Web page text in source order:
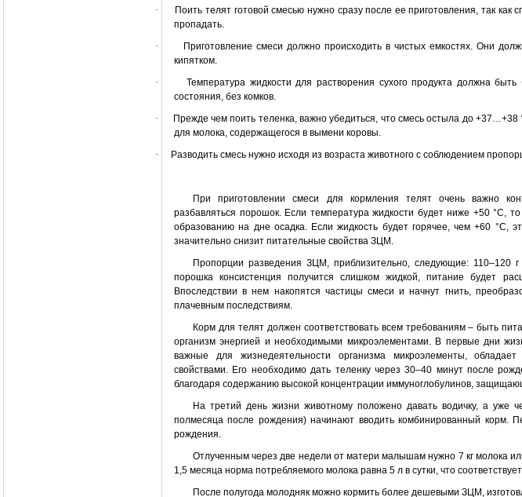
·
Поить телят готовой смесью нужно сразу после ее приготовления, так
пропадать.
·
Приготовление смеси должно происходить в чистых емкостях. Они
кипятком.
·
Температура жидкости для растворения сухого продукта должна
состояния, без комков.
·
Прежде чем поить теленка, важно убедиться, что смесь остыла до
для молока, содержащегося в вымени коровы.
·
Разводить смесь нужно исходя из возраста животного с соблюдением
При приготовлении смеси для кормления телят очень важно
разбавляться порошок. Если температура жидкости будет ниже +50 °С,
образованию на дне осадка. Если жидкость будет горячее, чем +60 °С,
значительно снизит питательные свойства ЗЦМ.
Пропорции разведения ЗЦМ, приблизительно, следующие: 110–120
порошка консистенция получится слишком жидкой, питание будет
Впоследствии в нем накопятся частицы смеси и начнут гнить,
плачевным последствиям.
Корм для телят должен соответствовать всем требованиям – быть
организм энергией и необходимыми микроэлементами. В первые дни
важные для жизнедеятельности организма микроэлементы, обладает
свойствами. Его необходимо дать теленку через 30–40 минут после
благодаря содержанию высокой концентрации иммуноглобулинов,
На третий день жизни животному положено давать водичку, а уже
полмесяца после рождения) начинают вводить комбинированный корм.
рождения.
Отлученным через две недели от матери малышам нужно 7 кг молока
1,5 месяца норма потребляемого молока равна 5 л в сутки, что
После полугода молодняк можно кормить более дешевыми ЗЦМ,